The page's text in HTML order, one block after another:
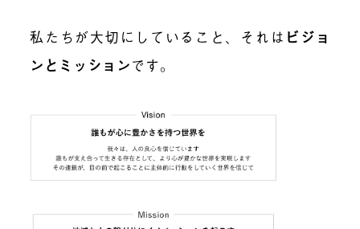
私たちが大切にしていること、それは ビジョ
ンとミッションです。